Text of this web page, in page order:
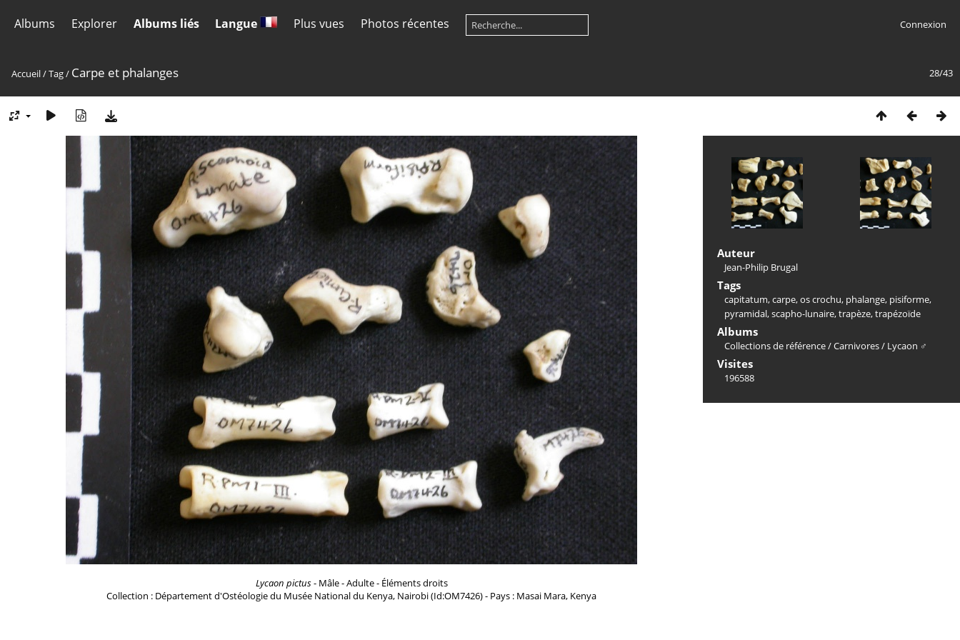
Albums Explorer Albums liés Langue Plus vues Photos récentes Connexion
28/43
Accueil/Tag/ Carpe et phalanges
Lycaon pictus- Mâle - Adulte - Éléments droits
Collection : Département d'Ostéologie du Musée National du Kenya, Nairobi (Id:OM7426) - Pays : Masai Mara, Kenya
Auteur
Jean-Philip Brugal
Tags
capitatum,carpe,os crochu, phalange, pisiforme,
pyramidal,scapho-lunaire,trapèze,trapézoïde
Albums
Collections de référence/Carnivores/ Lycaon ♂
Visites
196588